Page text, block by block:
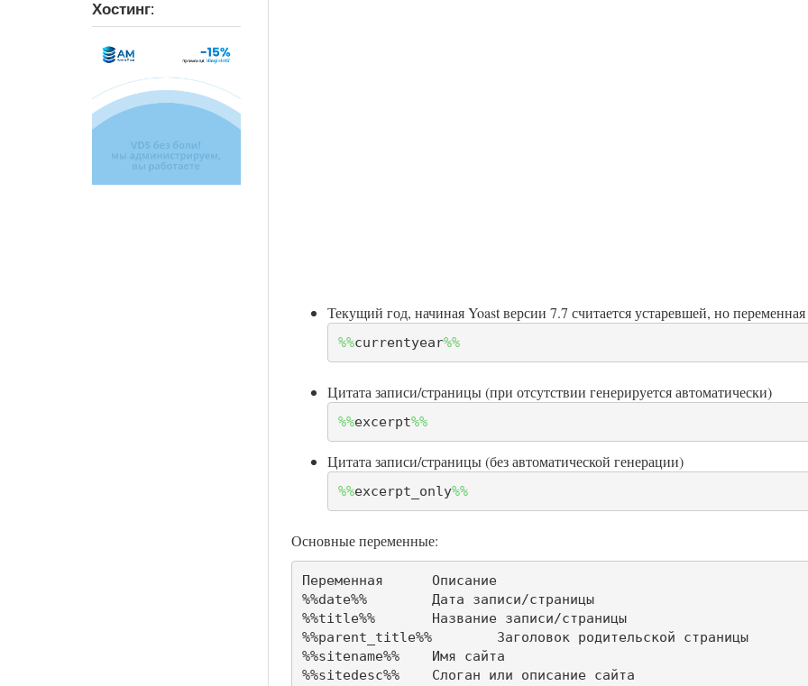
Хостинг:
Текущий год, начиная Yoast версии 7.7 считается устаревшей, но
%%currentyear%%
Цитата записи/страницы (при отсутствии генерируется автоматически)
%%excerpt%%
Цитата записи/страницы (без автоматической генерации)
%%excerpt_only%%
Основные переменные:
Переменная	Описание
%%date%%	Дата записи/страницы
%%title%%	Название записи/страницы
%%parent_title%%	Заголовок родительской страницы
%%sitename%%	Имя сайта
%%sitedesc%%	Слоган или описание сайта